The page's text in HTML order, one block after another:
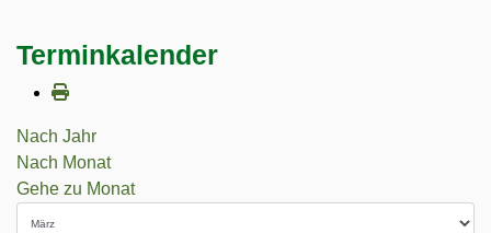
Terminkalender
Nach Jahr
Nach Monat
Gehe zu Monat